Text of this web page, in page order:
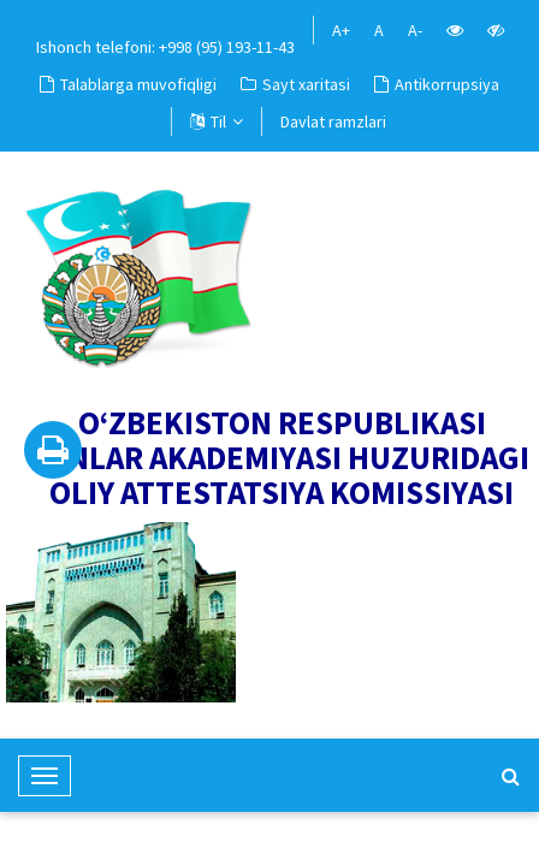
Ishonch telefoni: +998 (95) 193-11-43
A+ A A-
Talablarga muvofiqligi Sayt xaritasi
Antikorrupsiya
Til
Davlat ramzlari
O‘ZBEKISTON RESPUBLIKASI
FANLAR AKADEMIYASI HUZURIDAGI
OLIY ATTESTATSIYA KOMISSIYASI
T
o